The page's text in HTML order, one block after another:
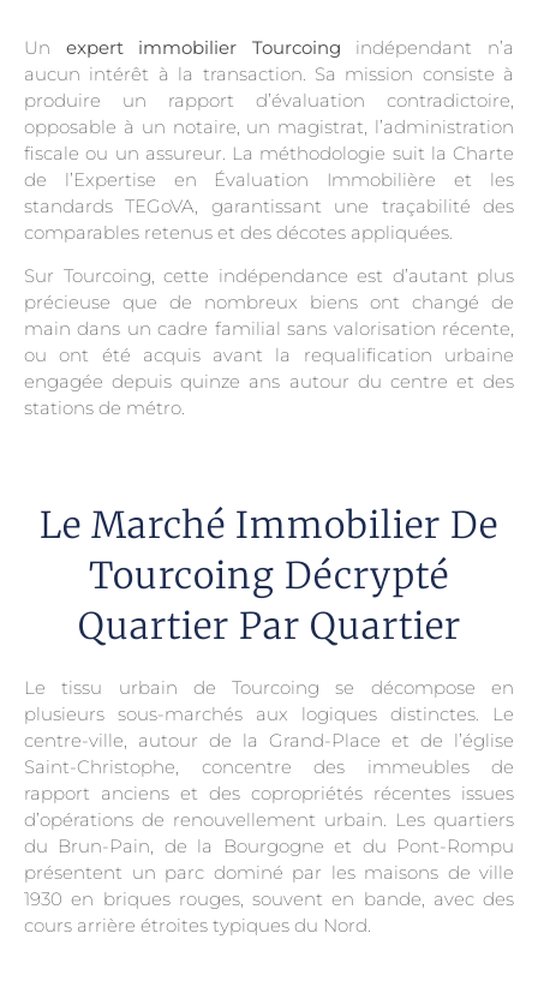
Un expert immobilier Tourcoing indépendant n’a
aucun intérêt à la transaction. Sa mission consiste à
produire un rapport d’évaluation contradictoire,
opposable à un notaire, un magistrat, l’administration
fiscale ou un assureur. La méthodologie suit la Charte
de l’Expertise en Évaluation Immobilière et les
standards TEGoVA, garantissant une traçabilité des
comparables retenus et des décotes appliquées.
Sur Tourcoing, cette indépendance est d’autant plus
précieuse que de nombreux biens ont changé de
main dans un cadre familial sans valorisation récente,
ou ont été acquis avant la requalification urbaine
engagée depuis quinze ans autour du centre et des
stations de métro.
Le Marché Immobilier De
Tourcoing Décrypté
Quartier Par Quartier
Le tissu urbain de Tourcoing se décompose en
plusieurs sous-marchés aux logiques distinctes. Le
centre-ville, autour de la Grand-Place et de l’église
Saint-Christophe, concentre des immeubles de
rapport anciens et des copropriétés récentes issues
d’opérations de renouvellement urbain. Les quartiers
du Brun-Pain, de la Bourgogne et du Pont-Rompu
présentent un parc dominé par les maisons de ville
1930 en briques rouges, souvent en bande, avec des
cours arrière étroites typiques du Nord.